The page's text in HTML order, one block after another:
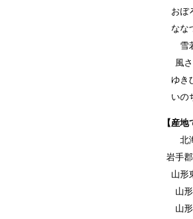
おぼ
なな
雪
風
ゆき
いの
【産地
北
岩手
山形
山
山